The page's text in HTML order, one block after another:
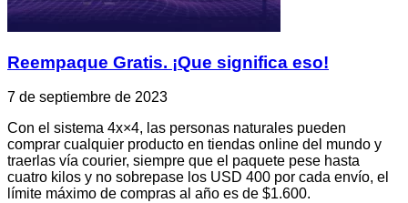
Reempaque Gratis. ¡Que significa eso!
7 de septiembre de 2023
Con el sistema 4x×4, las personas naturales pueden
comprar cualquier producto en tiendas online del mundo y
traerlas vía courier, siempre que el paquete pese hasta
cuatro kilos y no sobrepase los USD 400 por cada envío, el
límite máximo de compras al año es de $1.600.